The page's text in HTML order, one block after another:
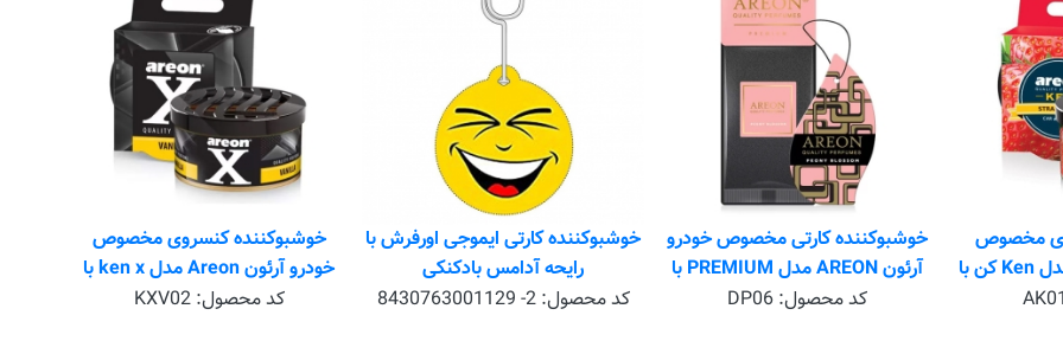
خودرو
آرئون AREON مدل PREMIUM با
DP06
خوشبوکننده کارتی ایموجی اورفرش با
رایحه آدامس بادکنکی
کد محصول:8430763001129 -2
خوشبوکننده کنسروی مخصوص
رایحه Vanilla
کد محصول:KXV02
رایحه VANILLA MIAکد محصول:AK29
قیمت: ۳۵۰٬۰۰۰ تومان
اطلاعات بیشتر